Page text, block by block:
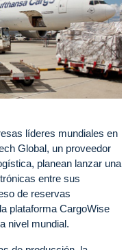
líderes mundiales en
Global, un proveedor
planean lanzar una
entre sus
de reservas
plataforma CargoWise
nivel mundial.